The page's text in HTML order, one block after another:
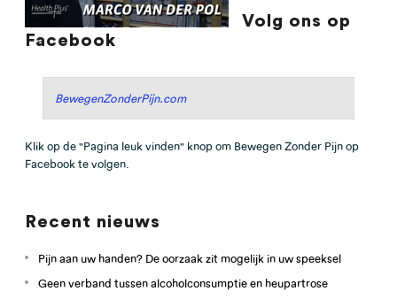
Volg ons op
Facebook
BewegenZonderPijn.com
Klik op de "Pagina leuk vinden" knop om Bewegen Zonder Pijn op
Facebook te volgen.
Recent nieuws
Pijn aan uw handen? De oorzaak zit mogelijk in uw speeksel
Geen verband tussen alcoholconsumptie en heupartrose